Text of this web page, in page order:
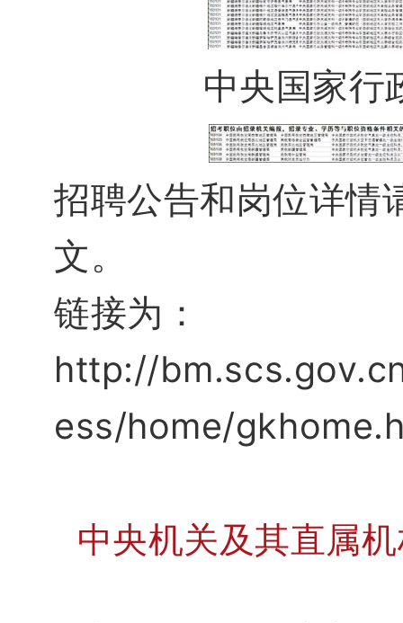
中央国家行
招聘公告和岗位详情
文。
链接为：
http://
ess/home/
中央机关及其直属